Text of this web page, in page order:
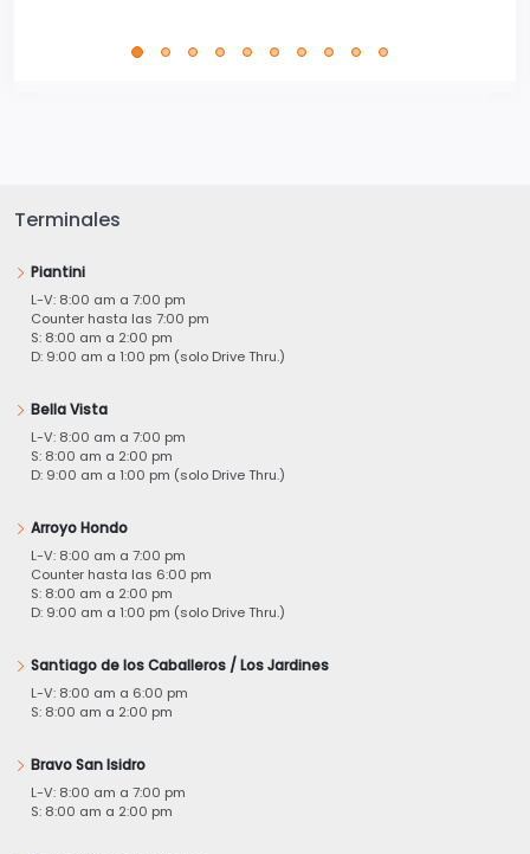
Terminales
Piantini
L-V: 8:00 am a 7:00 pm
Counter hasta las 7:00 pm
S: 8:00 am a 2:00 pm
D: 9:00 am a 1:00 pm (solo Drive Thru.)
Bella Vista
L-V: 8:00 am a 7:00 pm
S: 8:00 am a 2:00 pm
D: 9:00 am a 1:00 pm (solo Drive Thru.)
Arroyo Hondo
L-V: 8:00 am a 7:00 pm
Counter hasta las 6:00 pm
S: 8:00 am a 2:00 pm
D: 9:00 am a 1:00 pm (solo Drive Thru.)
Santiago de los Caballeros / Los Jardines
L-V: 8:00 am a 6:00 pm
S: 8:00 am a 2:00 pm
Bravo San Isidro
L-V: 8:00 am a 7:00 pm
S: 8:00 am a 2:00 pm